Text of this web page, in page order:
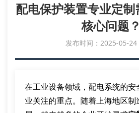
配电保护装置专业定
核心问题？
发布时间：2025-05-
在工业设备领域，配电系统的安
业关注的重点。随着上海地区